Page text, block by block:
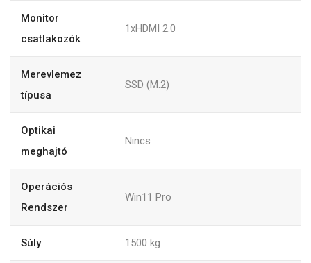
Monitor
csatlakozók
1xHDMI 2.0
Merevlemez
típusa
SSD (M.2)
Optikai
meghajtó
Nincs
Operációs
Rendszer
Win11 Pro
Súly 1500 kg